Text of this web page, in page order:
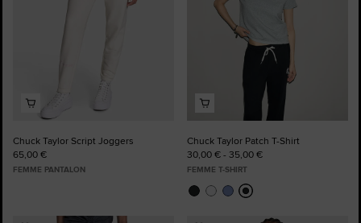
Chuck Taylor Script Joggers
65,00 €
FEMME PANTALON
Chuck Taylor Patch T-Shirt
30,00 € - 35,00 €
FEMME T-SHIRT